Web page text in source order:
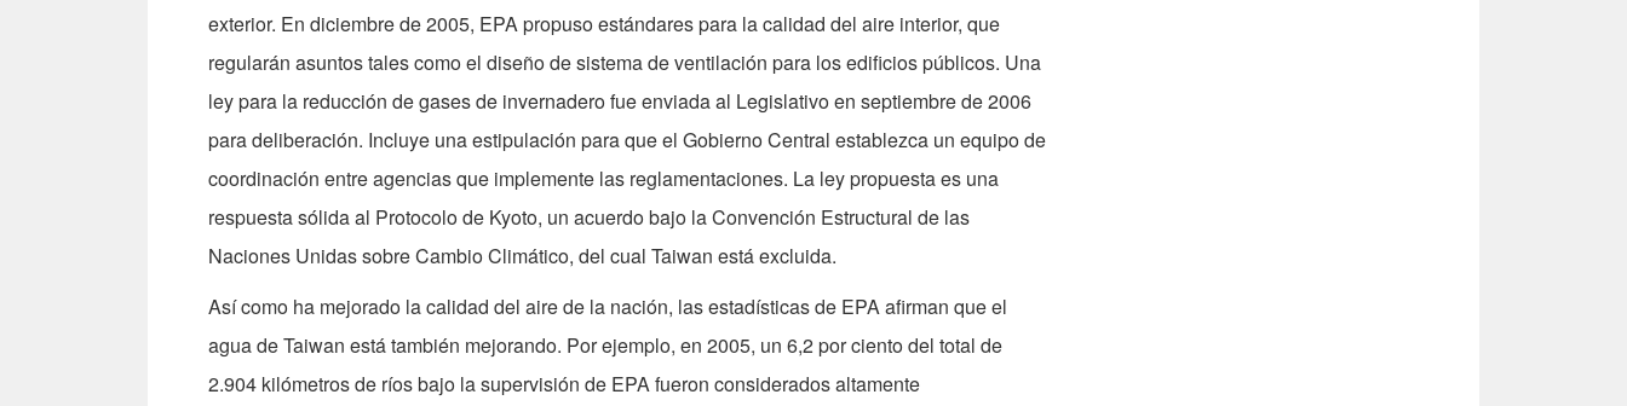
exterior. En diciembre de 2005, EPA propuso estándares para la calidad del aire interior, que
regularán asuntos tales como el diseño de sistema de ventilación para los edificios públicos. Una
ley para la reducción de gases de invernadero fue enviada al Legislativo en septiembre de 2006
para deliberación. Incluye una estipulación para que el Gobierno Central establezca un equipo de
coordinación entre agencias que implemente las reglamentaciones. La ley propuesta es una
respuesta sólida al Protocolo de Kyoto, un acuerdo bajo la Convención Estructural de las
Naciones Unidas sobre Cambio Climático, del cual Taiwan está excluida.
Así como ha mejorado la calidad del aire de la nación, las estadísticas de EPA afirman que el
agua de Taiwan está también mejorando. Por ejemplo, en 2005, un 6,2 por ciento del total de
2.904 kilómetros de ríos bajo la supervisión de EPA fueron considerados altamente